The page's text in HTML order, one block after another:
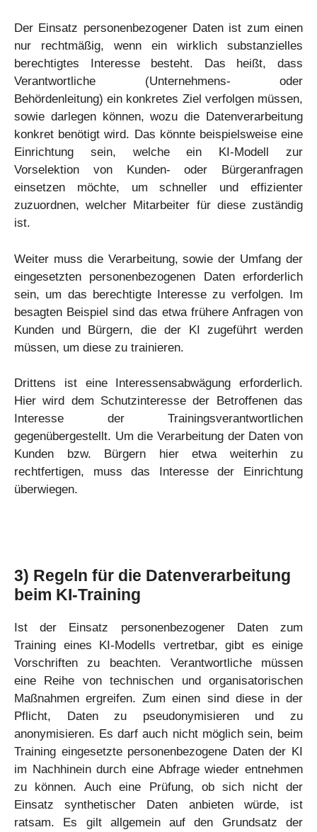
Der Einsatz personenbezogener Daten ist zum einen
nur rechtmäßig, wenn ein wirklich substanzielles
berechtigtes Interesse besteht. Das heißt, dass
Verantwortliche (Unternehmens- oder
Behördenleitung) ein konkretes Ziel verfolgen müssen,
sowie darlegen können, wozu die Datenverarbeitung
konkret benötigt wird. Das könnte beispielsweise eine
Einrichtung sein, welche ein KI-Modell zur
Vorselektion von Kunden- oder Bürgeranfragen
einsetzen möchte, um schneller und effizienter
zuzuordnen, welcher Mitarbeiter für diese zuständig
ist.
Weiter muss die Verarbeitung, sowie der Umfang der
eingesetzten personenbezogenen Daten erforderlich
sein, um das berechtigte Interesse zu verfolgen. Im
besagten Beispiel sind das etwa frühere Anfragen von
Kunden und Bürgern, die der KI zugeführt werden
müssen, um diese zu trainieren.
Drittens ist eine Interessensabwägung erforderlich.
Hier wird dem Schutzinteresse der Betroffenen das
Interesse der Trainingsverantwortlichen
gegenübergestellt. Um die Verarbeitung der Daten von
Kunden bzw. Bürgern hier etwa weiterhin zu
rechtfertigen, muss das Interesse der Einrichtung
überwiegen.
3) Regeln für die Datenverarbeitung
beim KI-Training
Ist der Einsatz personenbezogener Daten zum
Training eines KI-Modells vertretbar, gibt es einige
Vorschriften zu beachten. Verantwortliche müssen
eine Reihe von technischen und organisatorischen
Maßnahmen ergreifen. Zum einen sind diese in der
Pflicht, Daten zu pseudonymisieren und zu
anonymisieren. Es darf auch nicht möglich sein, beim
Training eingesetzte personenbezogene Daten der KI
im Nachhinein durch eine Abfrage wieder entnehmen
zu können. Auch eine Prüfung, ob sich nicht der
Einsatz synthetischer Daten anbieten würde, ist
ratsam. Es gilt allgemein auf den Grundsatz der